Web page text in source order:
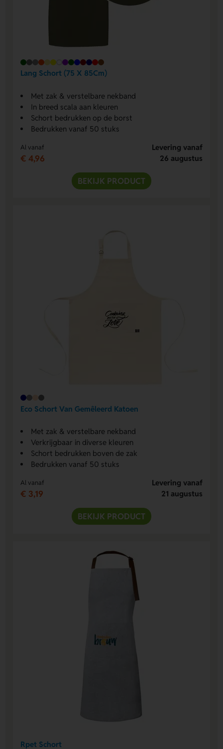
Lang Schort (75 X 85Cm)
Met zak & verstelbare nekband
In breed scala aan kleuren
Schort bedrukken op de borst
Bedrukken vanaf 50 stuks
Al vanaf
€ 4,96
Levering vanaf
26 augustus
BEKIJK PRODUCT
Eco Schort Van Gemêleerd Katoen
Met zak & verstelbare nekband
Verkrijgbaar in diverse kleuren
Schort bedrukken boven de zak
Bedrukken vanaf 50 stuks
Al vanaf
€ 3,19
Levering vanaf
21 augustus
BEKIJK PRODUCT
Rpet Schort